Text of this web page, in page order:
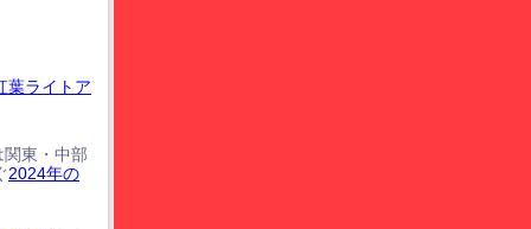
ライトア
東・中部
2024年の